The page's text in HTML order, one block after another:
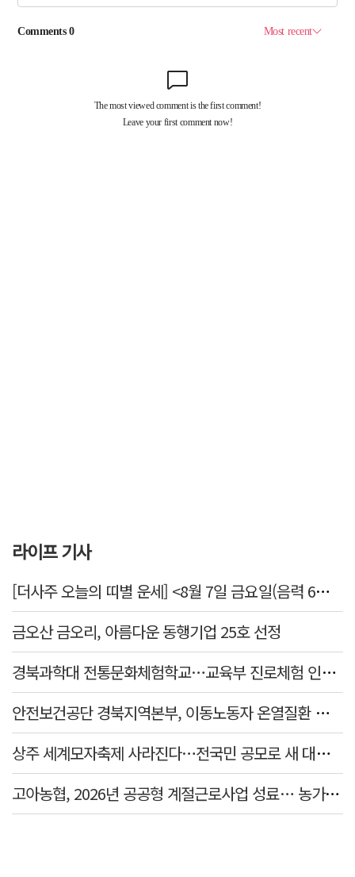
라이프 기사
[더사주 오늘의 띠별 운세] <8월 7일 금요일(음력 6월25일)>
금오산 금오리, 아름다운 동행기업 25호 선정
경북과학대 전통문화체험학교…교육부 진로체험 인증기관 선정
안전보건공단 경북지역본부, 이동노동자 온열질환 예방 캠페인
상주 세계모자축제 사라진다…전국민 공모로 새 대표축제 발굴 나서
고아농협, 2026년 공공형 계절근로사업 성료… 농가 일손 부족 해소 '효자'